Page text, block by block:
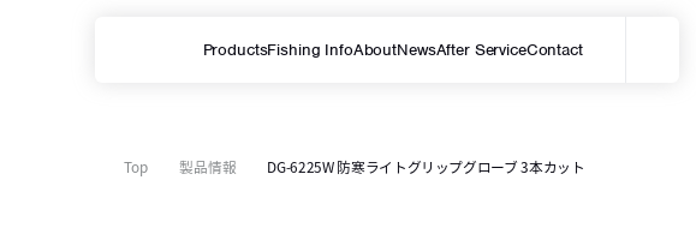
ProductsFishing InfoAboutNewsAfter ServiceContact
サイト内を検索する
Top 製品情報 DG-6225W 防寒ライトグリップグローブ 3本カット